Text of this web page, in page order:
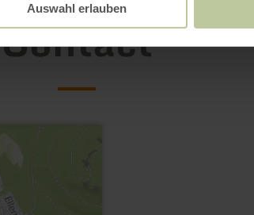
Auswahl erlauben
Contact